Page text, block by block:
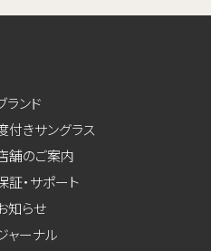
ランド
付きサングラス
舗のご案内
証・サポート
知らせ
ャーナル